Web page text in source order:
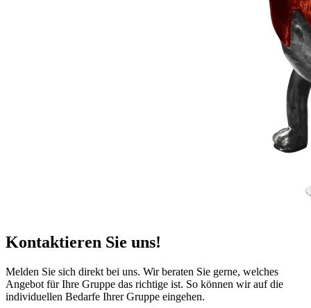
Kontaktieren Sie uns!
Melden Sie sich direkt bei uns. Wir beraten Sie gerne, welches
Angebot für Ihre Gruppe das richtige ist. So können wir auf die
individuellen Bedarfe Ihrer Gruppe eingehen.